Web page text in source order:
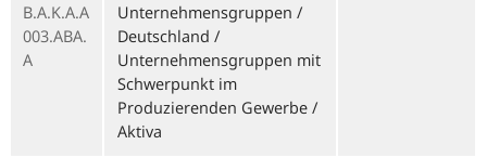
B.A.K.A.A
003.ABA.
A
Unternehmensgruppen /
Deutschland /
Unternehmensgruppen mit
Schwerpunkt im
Produzierenden Gewerbe /
Aktiva